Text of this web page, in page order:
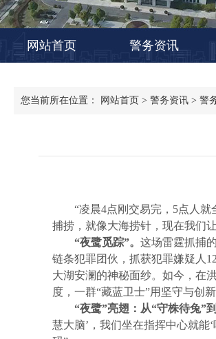
网站首页 警务资讯
您当前所在位置： 网站首页 > 警务资讯 > 警
“凌晨4点刚交易完，5点人
捕捞，就像大海捞针，现在我们
“夜鹭觅踪”。 这场雷霆抓捕
链条犯罪团伙，抓获犯罪嫌疑人
大湖安澜的神秘面纱。如今，在
度，一群“藏蓝卫士”用坚守与创
“夜鹭”亮翅：从“守株待兔”
慧大脑’，我们坐在指挥中心就能